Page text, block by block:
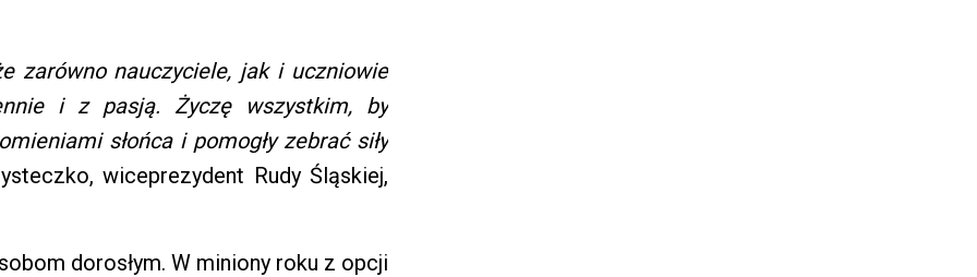
zarówno nauczyciele, jak i uczniowie
i z pasją. Życzę wszystkim, by
słońca i pomogły zebrać siły
wiceprezydent Rudy Śląskiej,
dorosłym. W miniony roku z opcji